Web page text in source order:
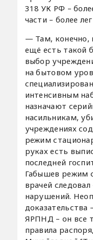
318 УК РФ –
части – более
— Там, конечно,
ещё есть такой
выбор
на бытовом
интенсивным
назначают
насильникам,
учреждениях
режим
руках есть
последней
Габышев режим
врачей
нарушений.
ЯРПНД – он все
правила